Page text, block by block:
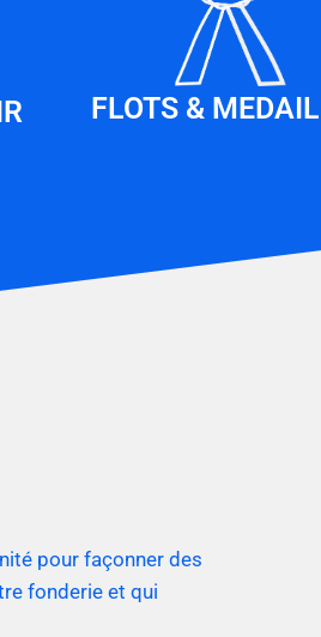
FLOTS &
pour façonner des
fonderie et qui